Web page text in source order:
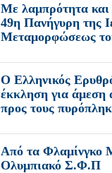
Με λαμπρότητα και
49η Πανήγυρη της
Μεταμορφώσεως
Ο Ελληνικός
έκκληση για άμεση
προς τους
Από τα Φλαμίνγκο
Ολυμπιακό Σ.Φ.Π